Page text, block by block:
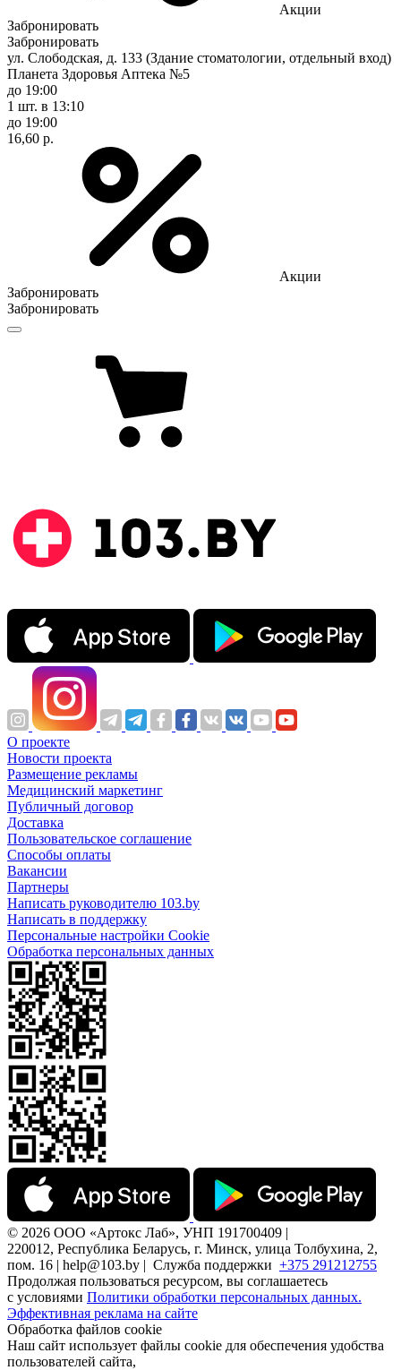
Акции
Забронировать
Забронировать
ул. Слободская, д. 133 (Здание стоматологии, отдельный вход)
Планета Здоровья Аптека №5
до 19:00
1 шт. в 13:10
до 19:00
16,60 р.
Акции
Забронировать
Забронировать
О проекте
Новости проекта
Размещение рекламы
Медицинский маркетинг
Публичный договор
Доставка
Пользовательское соглашение
Способы оплаты
Вакансии
Партнеры
Написать руководителю 103.by
Написать в поддержку
Персональные настройки Cookie
Обработка персональных данных
© 2026 ООО «Артокс Лаб», УНП 191700409 |
220012, Республика Беларусь, г. Минск, улица Толбухина, 2,
пом. 16 | help@103.by | Служба поддержки +375 291212755
Продолжая пользоваться ресурсом, вы соглашаетесь
с условиями Политики обработки персональных данных.
Эффективная реклама на сайте
Обработка файлов cookie
Наш сайт использует файлы cookie для обеспечения удобства
пользователей сайта,